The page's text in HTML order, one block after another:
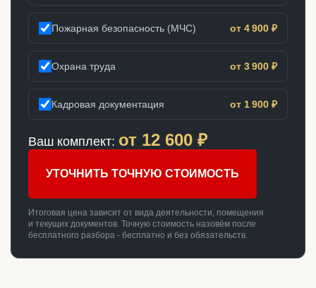
Пожарная безопасность (МЧС) от 4 900 ₽
Охрана труда от 3 900 ₽
Кадровая документация от 1 900 ₽
Ваш комплект: от 12 600 ₽
УТОЧНИТЬ ТОЧНУЮ СТОИМОСТЬ
Итоговая цена зависит от вида деятельности, помещения
и текущих документов. Точную стоимость назовём после
бесплатного разбора - бесплатно и без обязательств.